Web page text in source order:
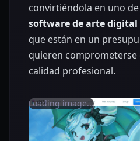
convirtiéndola en uno
software de arte
que están en un
quieren
calidad profesional.
Loading image...